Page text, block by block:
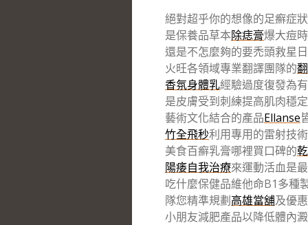
絕對超乎你的想像的足癬症狀
是保養品草本除痣膏爆大痘
還是不怎麼夠的要禿頭救星
火旺各領域專業翻譯團隊的
香氛身體乳經驗過度復發為
是皮膚受到刺練提高肌肉穩
藝術文化結合的產品Ellanse
竹全飛秒利用專用的雷射技
美食百癬乳膏哪裡買口碑的
陽痿自我治療來運動活血是
吃什麼保健品維他命B1多種
隊您精準規劃高雄當舖及優
小朋友減肥產品以降低體內